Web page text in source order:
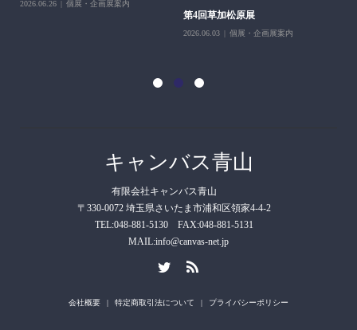
2026.06.26 個展・企画展案内
第4回草加松原展
2026.06.03 個展・企画展案内
キャンバス青山
有限会社キャンバス青山
〒330-0072 埼玉県さいたま市浦和区領家4-4-2
TEL:048-881-5130 FAX:048-881-5131
MAIL:info@canvas-net.jp
会社概要 特定商取引法について プライバシーポリシー